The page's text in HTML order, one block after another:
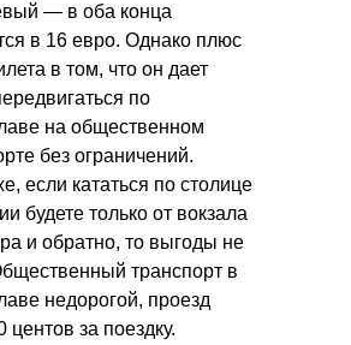
— в оба конца
в 16 евро. Однако плюс
в том, что он дает
по
на общественном
без ограничений.
если кататься по столице
будете только от вокзала
и обратно, то выгоды не
транспорт в
недорогой, проезд
центов за поездку.